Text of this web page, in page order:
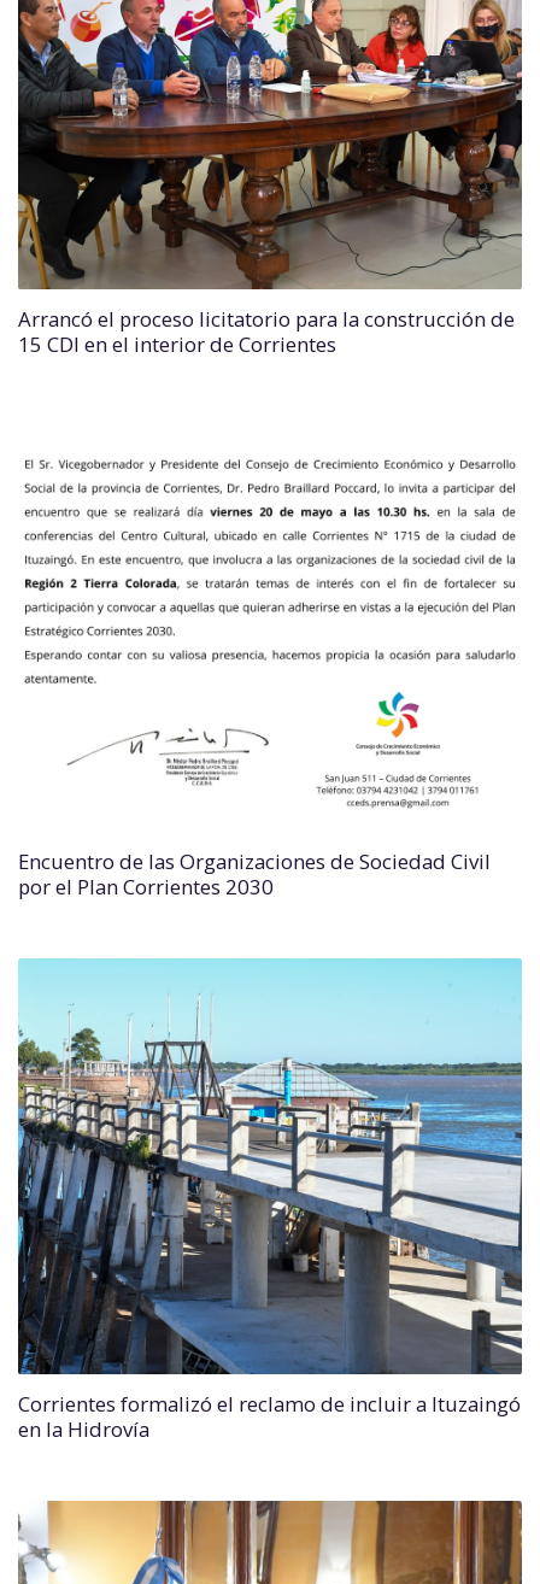
Arrancó el proceso licitatorio para la construcción de
15 CDI en el interior de Corrientes
Encuentro de las Organizaciones de Sociedad Civil
por el Plan Corrientes 2030
Corrientes formalizó el reclamo de incluir a Ituzaingó
en la Hidrovía